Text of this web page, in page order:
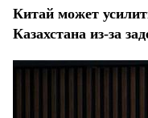
Китай может
Казахстана из-за